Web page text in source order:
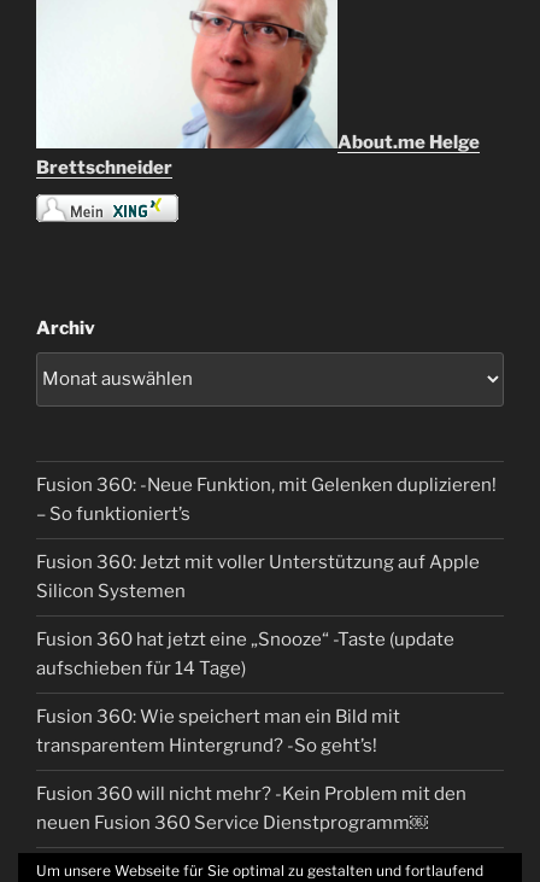
About.me Helge
Brettschneider
Archiv
Fusion 360: -Neue Funktion, mit Gelenken duplizieren!
– So funktioniert’s
Fusion 360: Jetzt mit voller Unterstützung auf Apple
Silicon Systemen
Fusion 360 hat jetzt eine „Snooze“ -Taste (update
aufschieben für 14 Tage)
Fusion 360: Wie speichert man ein Bild mit
transparentem Hintergrund? -So geht’s!
Fusion 360 will nicht mehr? -Kein Problem mit den
neuen Fusion 360 Service Dienstprogramm￼
Um unsere Webseite für Sie optimal zu gestalten und fortlaufend